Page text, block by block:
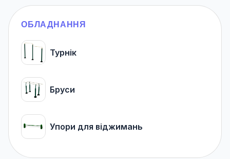
ОБЛАДНАННЯ
Турнік
Бруси
Упори для віджимань